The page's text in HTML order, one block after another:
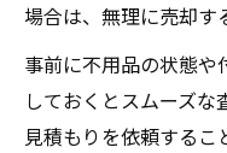
場合は、無理に売却す
事前に不用品の状態や
しておくとスムーズな
見積もりを依頼するこ